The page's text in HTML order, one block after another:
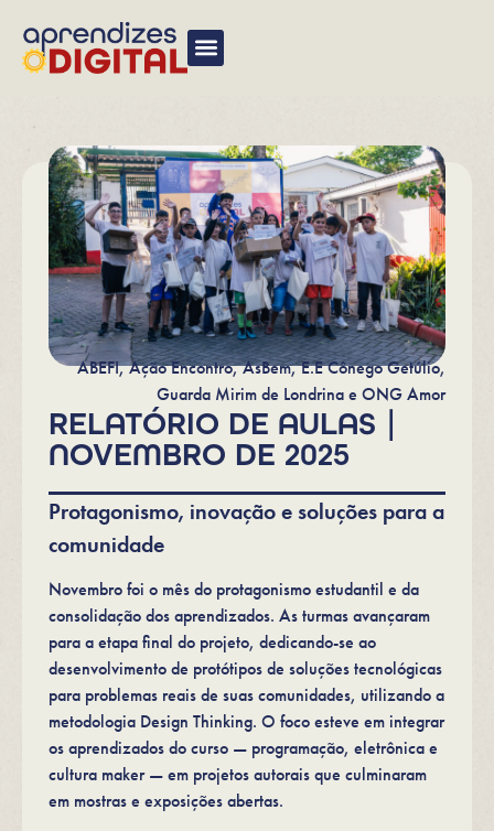
ABEFI, Ação Encontro, AsBem, E.E Cônego Getúlio,
Guarda Mirim de Londrina e ONG Amor
RELATÓRIO DE AULAS |
NOVEMBRO DE 2025
Protagonismo, inovação e soluções para a
comunidade
Novembro foi o mês do protagonismo estudantil e da
consolidação dos aprendizados. As turmas avançaram
para a etapa final do projeto, dedicando-se ao
desenvolvimento de protótipos de soluções tecnológicas
para problemas reais de suas comunidades, utilizando a
metodologia Design Thinking. O foco esteve em integrar
os aprendizados do curso — programação, eletrônica e
cultura maker — em projetos autorais que culminaram
em mostras e exposições abertas.